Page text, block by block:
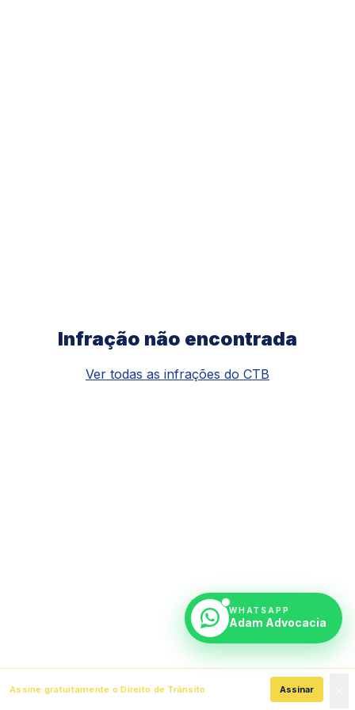
Infração não encontrada
Ver todas as infrações do CTB
WHATSAPP
Adam Advocacia
Assine gratuitamente o Direito de Trânsito Assinar